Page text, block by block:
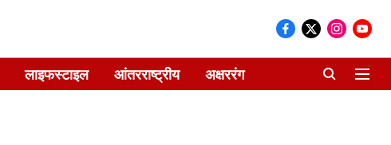
लाइफस्टाइल आंतरराष्ट्रीय अक्षररंग